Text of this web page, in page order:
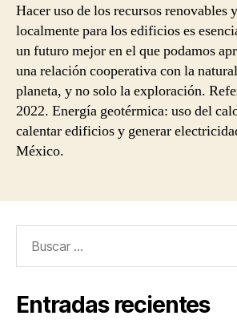
Hacer uso de los recursos renovables
localmente para los edificios es
un futuro mejor en el que podamos
una relación cooperativa con la
planeta, y no solo la exploración.
2022. Energía geotérmica: uso del
calentar edificios y generar
México.
Entradas recientes